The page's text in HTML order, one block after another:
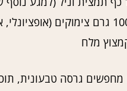
(אופציונלי, אבל מומלץ!)
מלח
גרסה טבעונית,